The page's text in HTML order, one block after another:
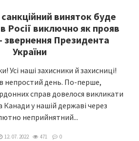
виняток буде
Росії виключно як прояв
звернення Президента
України
Усі наші захисники й захисниці!
непростий день. По-перше,
справ довелося викликати
Канади у нашій державі через
неприйнятний...
12. 07. 2022 471 0